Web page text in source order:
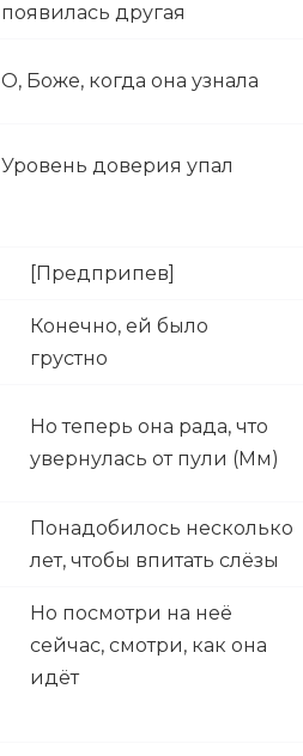
появилась другая
О, Боже, когда она узнала
Уровень доверия упал
[Предприпев]
Конечно, ей было
грустно
Но теперь она рада, что
увернулась от пули (Мм)
Понадобилось несколько
лет, чтобы впитать слёзы
Но посмотри на неё
сейчас, смотри, как она
идёт